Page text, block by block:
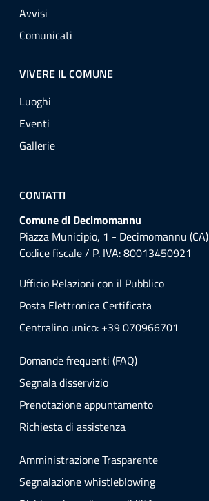
Avvisi
Comunicati
VIVERE IL COMUNE
Luoghi
Eventi
Gallerie
CONTATTI
Comune di Decimomannu
Piazza Municipio, 1 - Decimomannu (CA)
Codice fiscale / P. IVA: 80013450921
Ufficio Relazioni con il Pubblico
Posta Elettronica Certificata
Centralino unico: +39 070966701
Domande frequenti (FAQ)
Segnala disservizio
Prenotazione appuntamento
Richiesta di assistenza
Amministrazione Trasparente
Segnalazione whistleblowing